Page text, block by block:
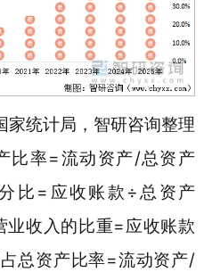
家统计局，智研咨询整理
比率=流动资产/总资产
比=应收账款÷总资产
业收入的比重=应收账款
总资产比率=流动资产/